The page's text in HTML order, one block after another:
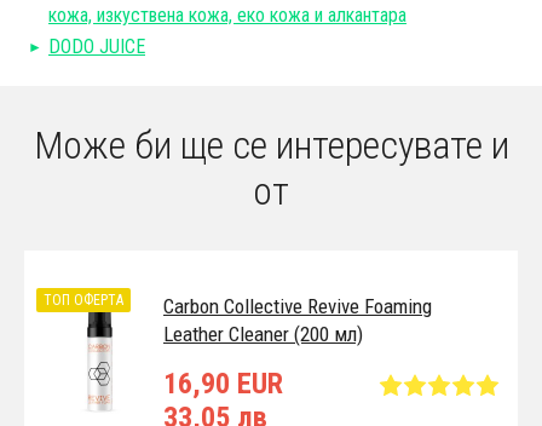
кожа, изкуствена кожа, еко кожа и алкантара
DODO JUICE
Може би ще се интересувате и
от
Carbon Collective Revive Foaming
Leather Cleaner (200 мл)
ТОП ОФЕРТА
16,90 EUR
33,05 лв